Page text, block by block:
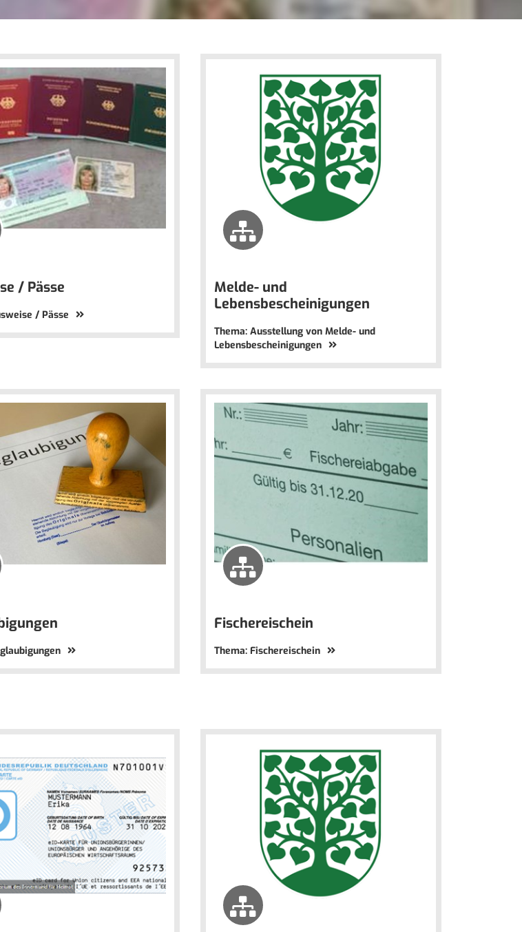
/ Pässe
/ Pässe
Melde- und
Lebensbescheinigungen
Thema: Ausstellung von Melde- und
Lebensbescheinigungen
Fischereischein
Thema: Fischereischein